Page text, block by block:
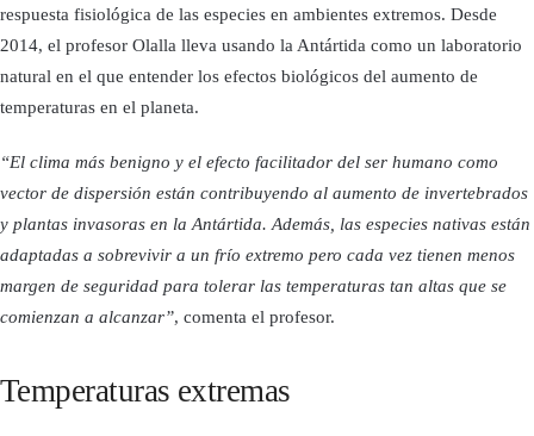
respuesta fisiológica de las especies en ambientes extremos. Desde
2014, el profesor Olalla lleva usando la Antártida como un laboratorio
natural en el que entender los efectos biológicos del aumento de
temperaturas en el planeta.
“El clima más benigno y el efecto facilitador del ser humano como
vector de dispersión están contribuyendo al aumento de invertebrados
y plantas invasoras en la Antártida. Además, las especies nativas están
adaptadas a sobrevivir a un frío extremo pero cada vez tienen menos
margen de seguridad para tolerar las temperaturas tan altas que se
comienzan a alcanzar”, comenta el profesor.
Temperaturas extremas